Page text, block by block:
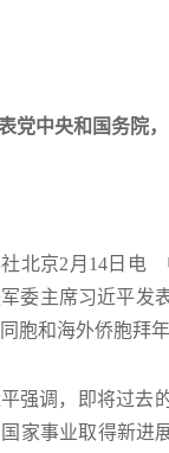
党中央和国务院
北京2月14日电
委主席习近平发
胞和海外侨胞拜年
强调，即将过去
家事业取得新进